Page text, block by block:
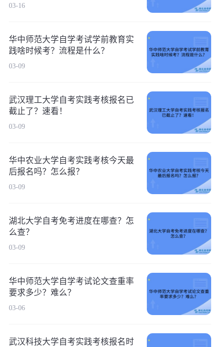
03-16
华中师范大学自学考试学前教育实
践啥时候考？流程是什么？
03-09
武汉理工大学自考实践考核报名已
截止了？速看！
03-09
华中农业大学自考实践考核今天最
后报名吗？怎么报？
03-09
湖北大学自考免考进度在哪查？怎
么查？
03-09
华中师范大学自学考试论文查重率
要求多少？难么？
03-06
武汉科技大学自考实践考核报名时